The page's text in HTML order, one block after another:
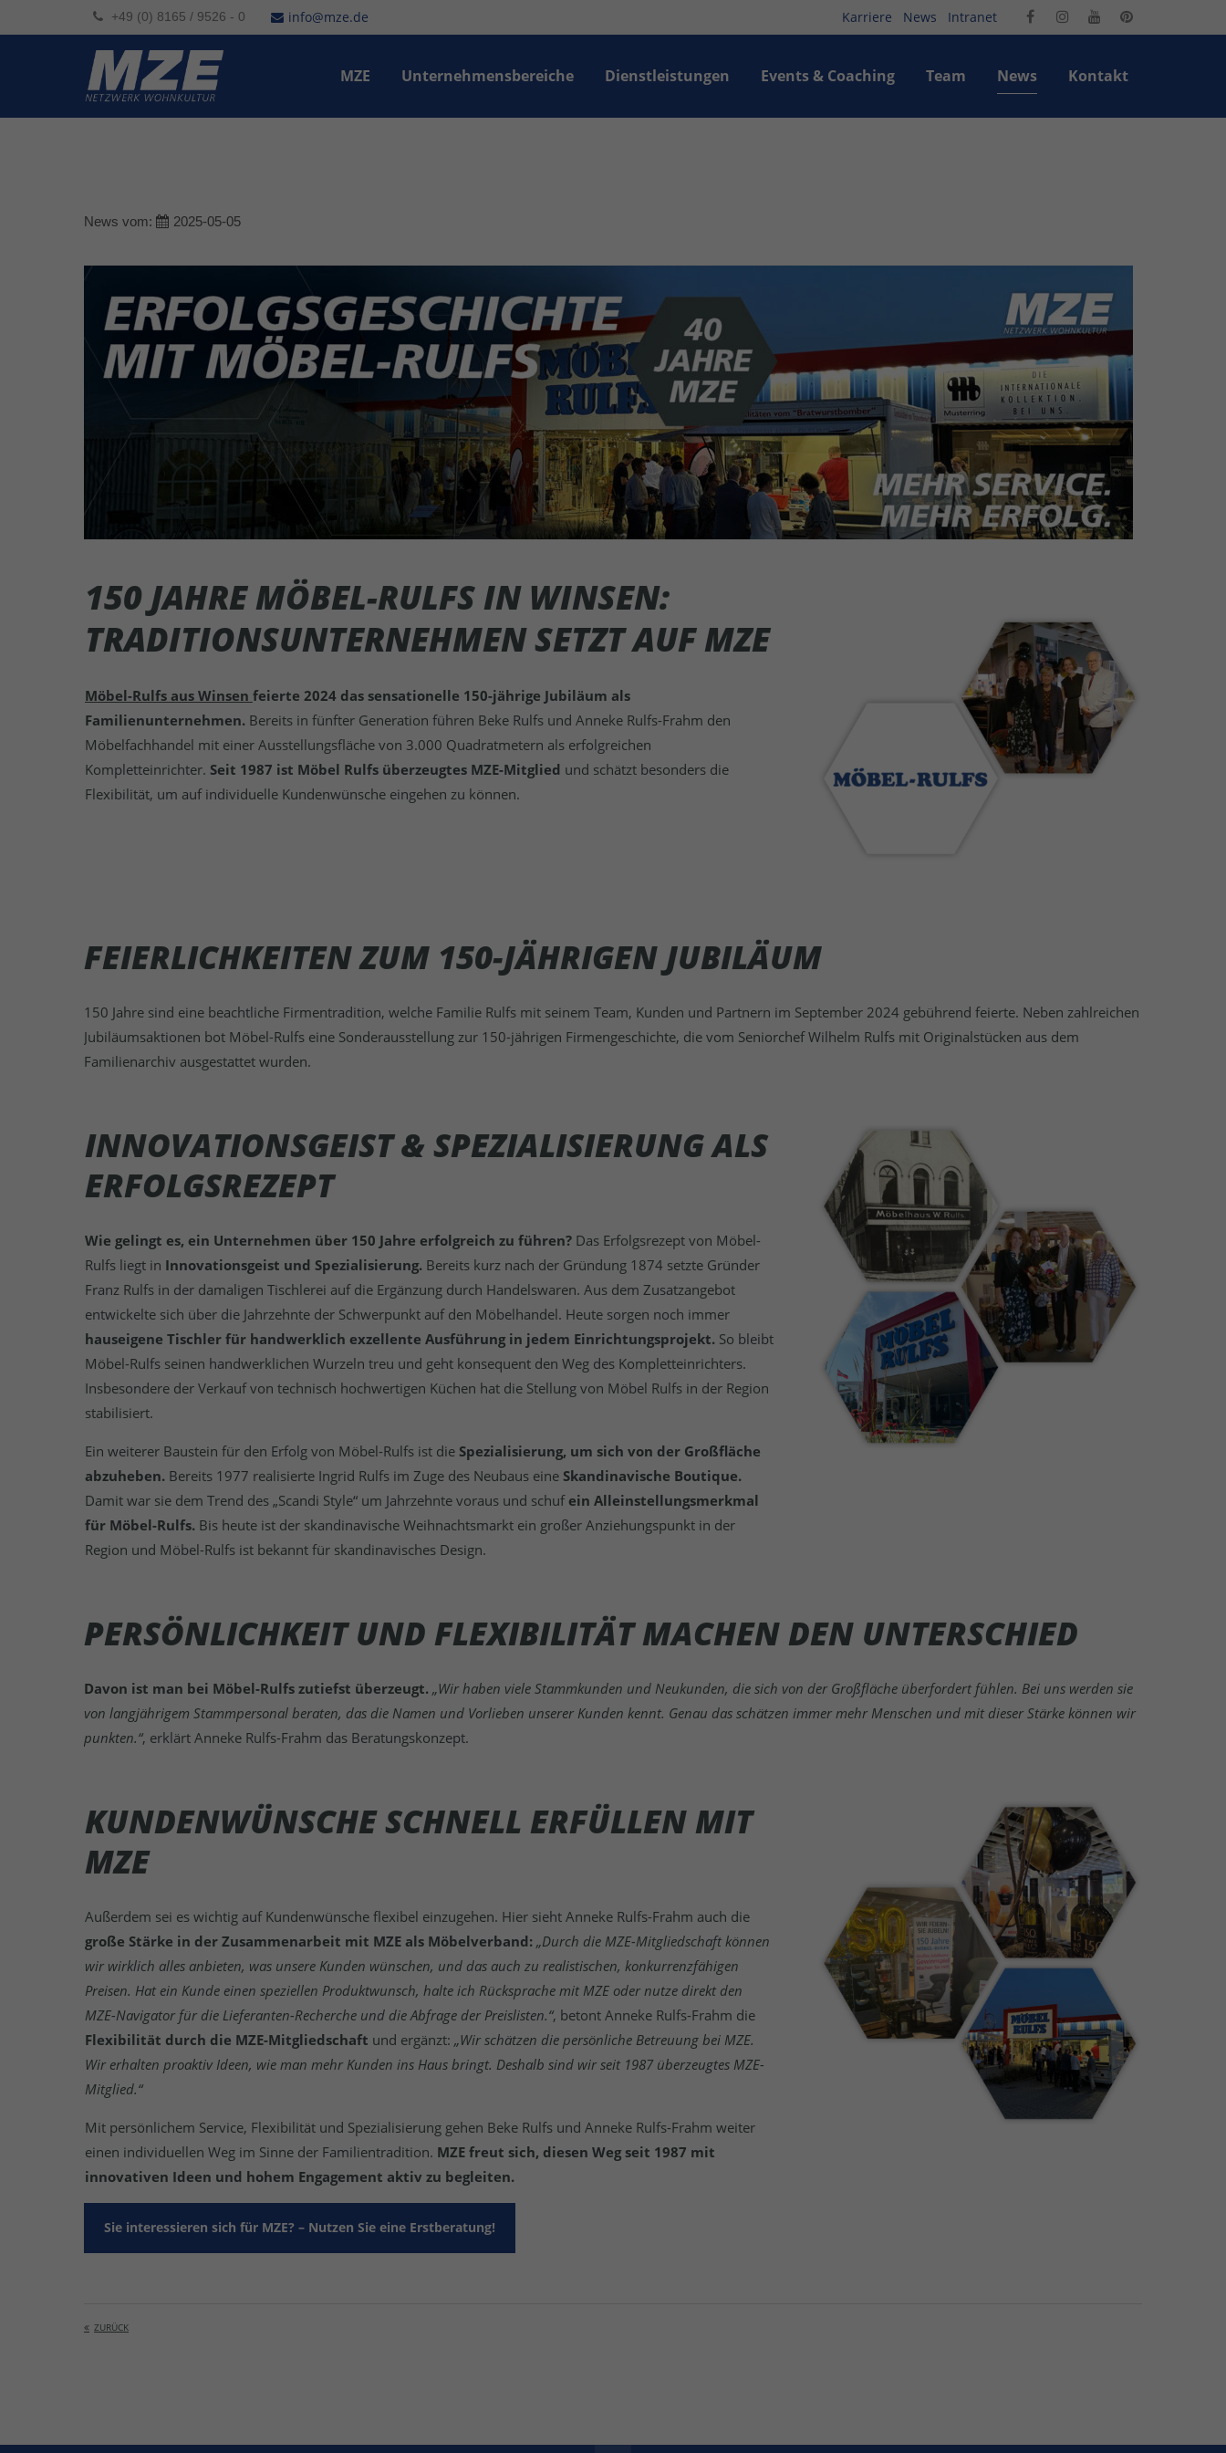
Der Eintrag "offcanvas-col1" existiert
leider nicht.
leider nicht.
leider nicht.
leider nicht.
Karriere News Intranet
+49 (0) 8165 / 9526 - 0 info@mze.de
MZE Unternehmensbereiche Dienstleistungen Events & Coaching Team News Kontakt
News vom: 2025-05-05
150 JAHRE MÖBEL-RULFS IN WINSEN:
TRADITIONSUNTERNEHMEN SETZT AUF MZE
Möbel-Rulfs aus Winsen feierte 2024 das sensationelle 150-jährige Jubiläum als
Familienunternehmen. Bereits in fünfter Generation führen Beke Rulfs und Anneke Rulfs-Frahm den
Möbelfachhandel mit einer Ausstellungsfläche von 3.000 Quadratmetern als erfolgreichen
Kompletteinrichter. Seit 1987 ist Möbel Rulfs überzeugtes MZE-Mitglied und schätzt besonders die
Flexibilität, um auf individuelle Kundenwünsche eingehen zu können.
FEIERLICHKEITEN ZUM 150-JÄHRIGEN JUBILÄUM
150 Jahre sind eine beachtliche Firmentradition, welche Familie Rulfs mit seinem Team, Kunden und Partnern im September 2024 gebührend feierte. Neben zahlreichen
Jubiläumsaktionen bot Möbel-Rulfs eine Sonderausstellung zur 150-jährigen Firmengeschichte, die vom Seniorchef Wilhelm Rulfs mit Originalstücken aus dem
Familienarchiv ausgestattet wurden.
INNOVATIONSGEIST & SPEZIALISIERUNG ALS
ERFOLGSREZEPT
Wie gelingt es, ein Unternehmen über 150 Jahre erfolgreich zu führen?Das Erfolgsrezept von Möbel-
Rulfs liegt in Innovationsgeist und Spezialisierung. Bereits kurz nach der Gründung 1874 setzte Gründer
Franz Rulfs in der damaligen Tischlerei auf die Ergänzung durch Handelswaren. Aus dem Zusatzangebot
entwickelte sich über die Jahrzehnte der Schwerpunkt auf den Möbelhandel. Heute sorgen noch immer
hauseigene Tischler für handwerklich exzellente Ausführung in jedem Einrichtungsprojekt.So bleibt
Möbel-Rulfs seinen handwerklichen Wurzeln treu und geht konsequent den Weg des Kompletteinrichters.
Insbesondere der Verkauf von technisch hochwertigen Küchen hat die Stellung von Möbel Rulfs in der Region
stabilisiert.
Ein weiterer Baustein für den Erfolg von Möbel-Rulfs ist die Spezialisierung, um sich von der Großfläche
abzuheben.Bereits 1977 realisierte Ingrid Rulfs im Zuge des Neubaus eine Skandinavische Boutique.
Damit war sie dem Trend des „Scandi Style“ um Jahrzehnte voraus und schuf ein Alleinstellungsmerkmal
für Möbel-Rulfs.Bis heute ist der skandinavische Weihnachtsmarkt ein großer Anziehungspunkt in der
Region und Möbel-Rulfs ist bekannt für skandinavisches Design.
PERSÖNLICHKEIT UND FLEXIBILITÄT MACHEN DEN UNTERSCHIED
Davon ist man bei Möbel-Rulfs zutiefst überzeugt. „Wir haben viele Stammkunden und Neukunden, die sich von der Großfläche überfordert fühlen. Bei uns werden sie
von langjährigem Stammpersonal beraten, das die Namen und Vorlieben unserer Kunden kennt. Genau das schätzen immer mehr Menschen und mit dieser Stärke können wir
punkten.“, erklärt Anneke Rulfs-Frahm das Beratungskonzept.
KUNDENWÜNSCHE SCHNELL ERFÜLLEN MIT
MZE
Außerdem sei es wichtig auf Kundenwünsche flexibel einzugehen. Hier sieht Anneke Rulfs-Frahm auch die
große Stärke in der Zusammenarbeit mit MZE als Möbelverband: „Durch die MZE-Mitgliedschaft können
wir wirklich alles anbieten, was unsere Kunden wünschen, und das auch zu realistischen, konkurrenzfähigen
Preisen. Hat ein Kunde einen speziellen Produktwunsch, halte ich Rücksprache mit MZE oder nutze direkt den
MZE-Navigator für die Lieferanten-Recherche und die Abfrage der Preislisten.“, betont Anneke Rulfs-Frahm die
Flexibilität durch die MZE-Mitgliedschaft und ergänzt: „Wir schätzen die persönliche Betreuung bei MZE.
Wir erhalten proaktiv Ideen, wie man mehr Kunden ins Haus bringt. Deshalb sind wir seit 1987 überzeugtes MZE-
Mitglied.“
Mit persönlichem Service, Flexibilität und Spezialisierung gehen Beke Rulfs und Anneke Rulfs-Frahm weiter
einen individuellen Weg im Sinne der Familientradition. MZE freut sich, diesen Weg seit 1987 mit
innovativen Ideen und hohem Engagement aktiv zu begleiten.
Sie interessieren sich für MZE? – Nutzen Sie eine Erstberatung!
ZURÜCK
MZE-Möbel-Zentral-Einkauf GmbH